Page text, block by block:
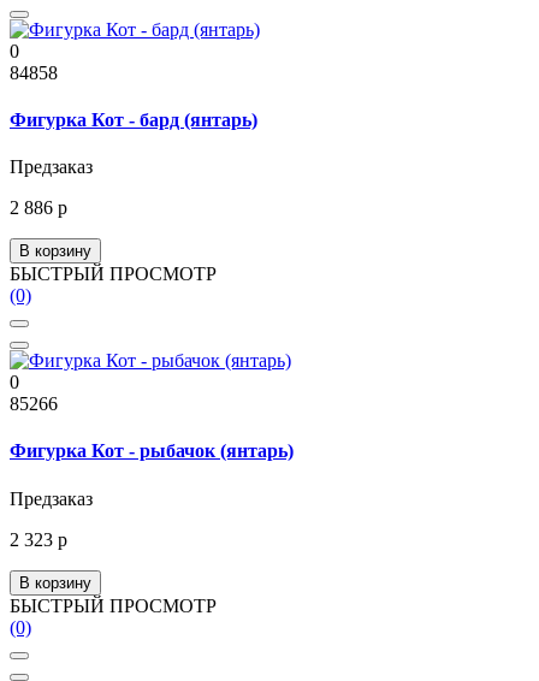
0
84858
Фигурка Кот - бард (янтарь)
Предзаказ
2 886 р
В корзину
БЫСТРЫЙ ПРОСМОТР
(0)
0
85266
Фигурка Кот - рыбачок (янтарь)
Предзаказ
2 323 р
В корзину
БЫСТРЫЙ ПРОСМОТР
(0)